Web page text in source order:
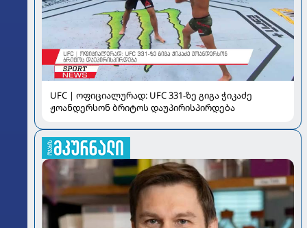
UFC | ოფიციალურად: UFC 331-ზე გიგა ჭიკაძე
ჟოანდერსონ ბრიტოს დაუპირისპირდება